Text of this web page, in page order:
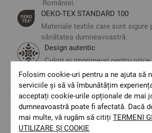
României.
ОЕКО-ТЕX STANDARD 100
Materiale textile care sunt sigure
sănătatea dumneavoastră.
Design autentic
Culori și imprimeuri pentru
preferință.
Populare in aceasta
Folosim cookie-uri pentru a ne ajuta să
serviciile și să vă îmbunătățim
acceptați cookie-urile opționale de mai
dumneavoastră poate fi afectată. Dacă
mai multe, vă rugăm să citițiTERMENI
UTILIZARE ȘI COOKIE